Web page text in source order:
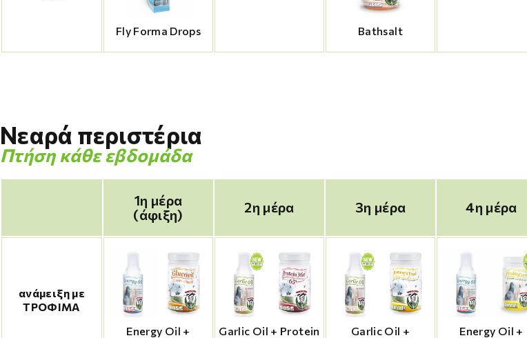
Fly Forma Drops Bathsalt
Νεαρά περιστέρια
Πτήση κάθε εβδομάδα
1η μέρα
(άφιξη)
2η μέρα 3η μέρα 4η μέρα
ανάμειξη με
ΤΡΟΦΙΜΑ
Energy Oil +
Garlic Oil + Protein
Garlic Oil +
Energy Oil +